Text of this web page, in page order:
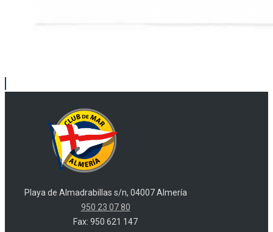
Playa de Almadrabillas s/n, 04007 Almería
950 23 07 80
Fax: 950 621 147